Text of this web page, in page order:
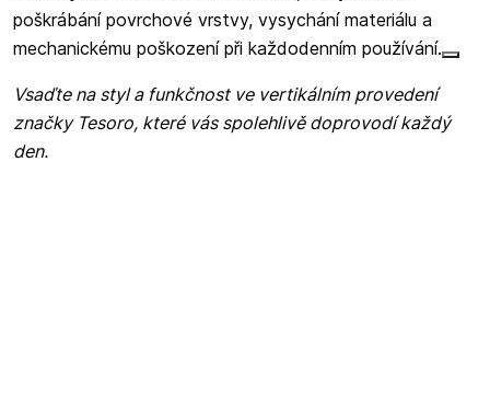
poškrábání povrchové vrstvy, vysychání materiálu a
mechanickému poškození při každodenním používání.
Vsaďte na styl a funkčnost ve vertikálním provedení
značky Tesoro, které vás spolehlivě doprovodí každý
den.